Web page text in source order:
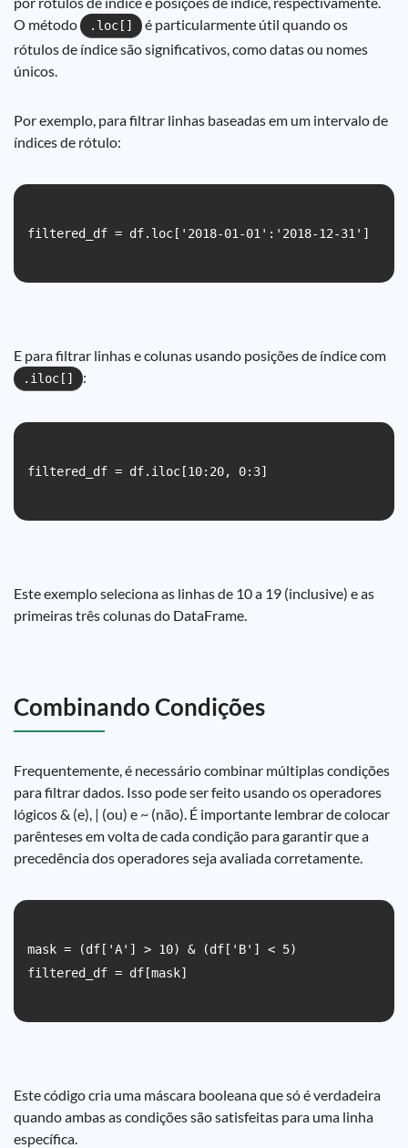
O método
.loc[]
é particularmente útil quando os
rótulos de índice são significativos, como datas ou nomes
únicos.
Por exemplo, para filtrar linhas baseadas em um intervalo de
índices de rótulo:
filtered_df = df.loc['2018-01-01':'2018-12-31']
E para filtrar linhas e colunas usando posições de índice com
.iloc[] :
filtered_df = df.iloc[10:20, 0:3]
Este exemplo seleciona as linhas de 10 a 19 (inclusive) e as
primeiras três colunas do DataFrame.
Combinando Condições
Frequentemente, é necessário combinar múltiplas condições
para filtrar dados. Isso pode ser feito usando os operadores
lógicos & (e), | (ou) e ~ (não). É importante lembrar de colocar
parênteses em volta de cada condição para garantir que a
precedência dos operadores seja avaliada corretamente.
mask = (df['A'] > 10) & (df['B'] < 5)
filtered_df = df[mask]
Este código cria uma máscara booleana que só é verdadeira
quando ambas as condições são satisfeitas para uma linha
específica.